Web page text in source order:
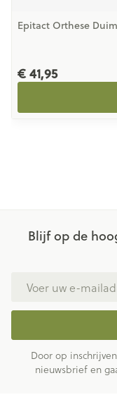
Epitact Orthese
€ 41,95
Blijf op de
Door op
nieuwsbrief en